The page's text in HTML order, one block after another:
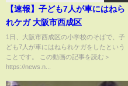
【速報】子ども7人が車にはねら
れケガ 大阪市西成区
1日、大阪市西成区の小学校のそばで、子
ども7人が車にはねられケガをしたという
ことです。 この動画の記事を読む＞
https://news.n...